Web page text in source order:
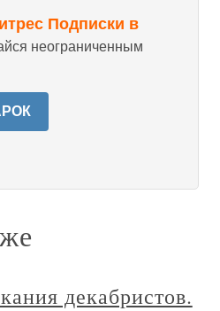
Подписки в
неограниченным
декабристов.